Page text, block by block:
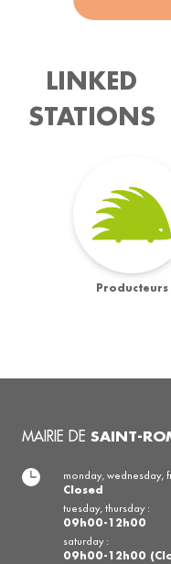
LINKED
STATIONS
Producteurs
MAIRIE DE SAINT-
monday, wednesday,
Closed
tuesday, thursday :
09h00-12h00
saturday :
09h00-12h00